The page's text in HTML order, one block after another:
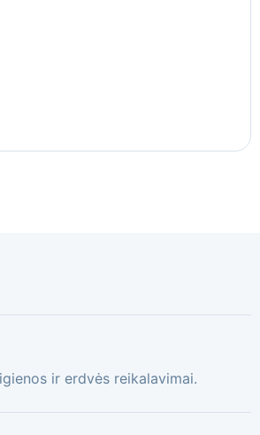
ir erdvės reikalavimai.